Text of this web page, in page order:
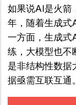
如果说AI是火箭
年，随着生成式
一方面，生成式
练，大模型也不
是非结构性数据
据亟需互联互通。